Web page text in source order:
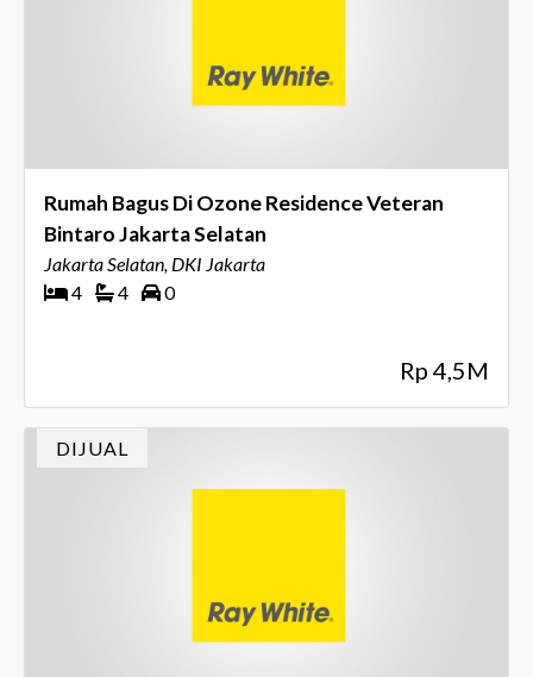
Rumah Bagus Di Ozone Residence Veteran
Bintaro Jakarta Selatan
Jakarta Selatan, DKI Jakarta
4
4 0
Rp 4,5M
DIJUAL